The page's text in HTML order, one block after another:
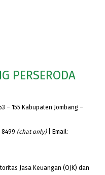
PERSERODA
– 155 Kabupaten Jombang –
8499 (chat only)| Email:
Jasa Keuangan (OJK) dan